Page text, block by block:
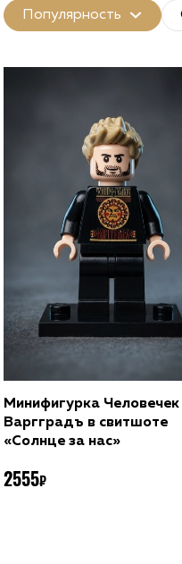
Популярность
Добавить в корзину
Минифигурка Человечек
Варгградъ в свитшоте
«Солнце за нас»
2555